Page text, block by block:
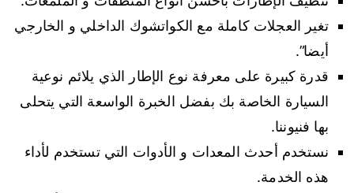
تغير العجلات كاملة مع الكواتشوك الداخلي و الخارجي
أيضا”.
قدرة كبيرة على معرفة نوع الإطار الذي يلائم نوعية
السيارة الخاصة بك بفضل الخبرة الواسعة التي يتحلى
بها فنيوننا.
نستخدم أحدث المعدات و الأدوات التي تستخدم لأداء
هذه الخدمة.